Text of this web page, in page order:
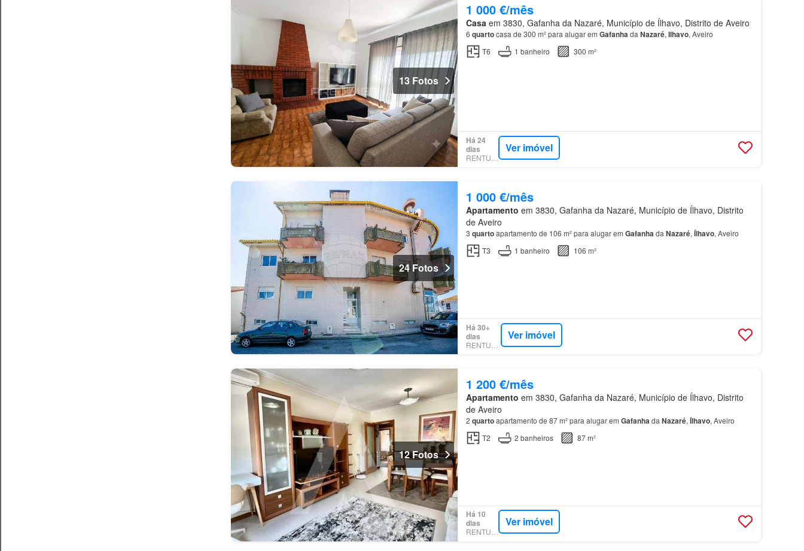
13 Fotos
1 000 €/mês
Casaem 3830, Gafanha da Nazaré, Município de Ílhavo, Distrito de Aveiro
6 quartocasa de 300 m² para alugar em Gafanhada Nazaré, Ilhavo, Aveiro
T6
1 banheiro 300 m²
Há 24
dias
Ver imóvel
24 Fotos
1 000 €/mês
Apartamento em 3830, Gafanha da Nazaré, Município de Ílhavo, Distrito
de Aveiro
3 quartoapartamento de 106 m² para alugar em Gafanhada Nazaré, Ílhavo, Aveiro
T3
1 banheiro 106 m²
Há 30+
dias
Ver imóvel
12 Fotos
1 200 €/mês
Apartamento em 3830, Gafanha da Nazaré, Município de Ílhavo, Distrito
de Aveiro
2 quartoapartamento de 87 m² para alugar em Gafanhada Nazaré, Ílhavo, Aveiro
T2
2 banheiros 87 m²
Há 10
dias
Ver imóvel